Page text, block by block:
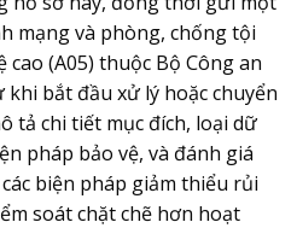
mạng và phòng, chống tội
(A05) thuộc Bộ Công an
bắt đầu xử lý hoặc chuyển
tả chi tiết mục đích, loại dữ
pháp bảo vệ, và đánh giá
biện pháp giảm thiểu rủi
soát chặt chẽ hơn hoạt